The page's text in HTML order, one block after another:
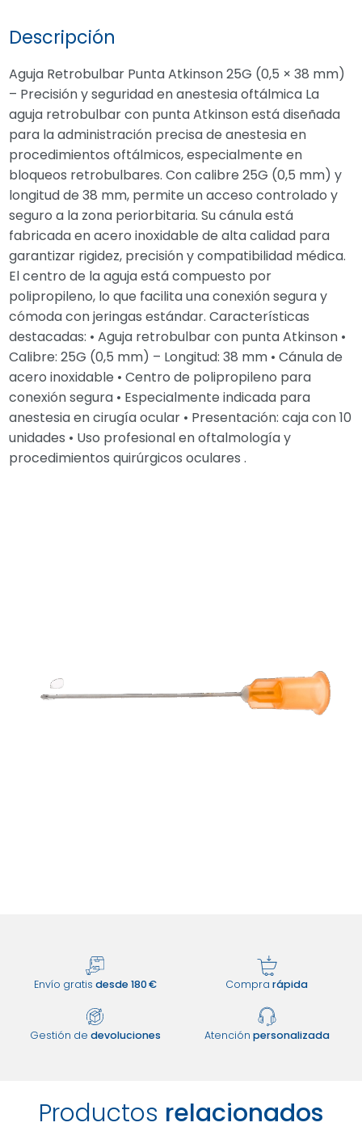
Descripción
Aguja Retrobulbar Punta Atkinson 25G (0,5 × 38 mm)
– Precisión y seguridad en anestesia oftálmica La
aguja retrobulbar con punta Atkinson está diseñada
para la administración precisa de anestesia en
procedimientos oftálmicos, especialmente en
bloqueos retrobulbares. Con calibre 25G (0,5 mm) y
longitud de 38 mm, permite un acceso controlado y
seguro a la zona periorbitaria. Su cánula está
fabricada en acero inoxidable de alta calidad para
garantizar rigidez, precisión y compatibilidad médica.
El centro de la aguja está compuesto por
polipropileno, lo que facilita una conexión segura y
cómoda con jeringas estándar. Características
destacadas: • Aguja retrobulbar con punta Atkinson •
Calibre: 25G (0,5 mm) – Longitud: 38 mm • Cánula de
acero inoxidable • Centro de polipropileno para
conexión segura • Especialmente indicada para
anestesia en cirugía ocular • Presentación: caja con 10
unidades • Uso profesional en oftalmología y
procedimientos quirúrgicos oculares .
Envío gratis desde 180 € Comprarápida
Gestión de devoluciones Atención personalizada
Productos relacionados